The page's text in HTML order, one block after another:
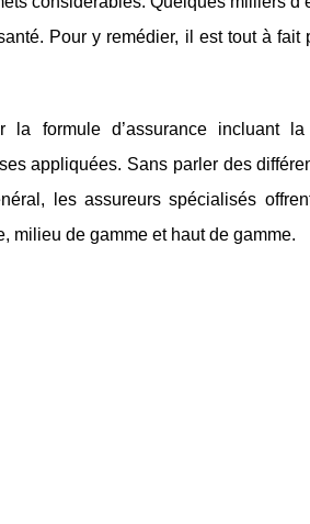
Pour y remédier, il est tout à fait
formule d’assurance incluant
appliquées. Sans parler des
les assureurs spécialisés
milieu de gamme et haut de gamme.